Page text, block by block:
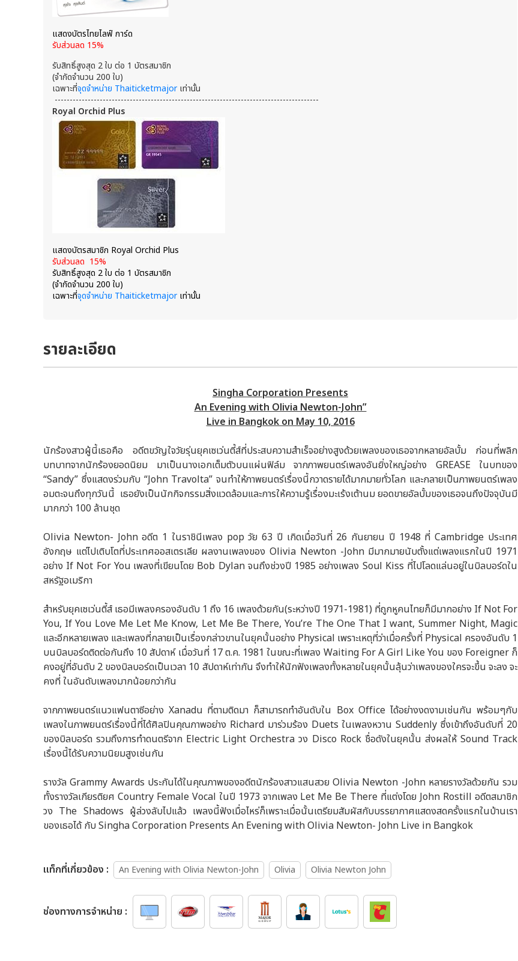
แสดงบัตรไทยไลฟ์ การ์ด
รับส่วนลด 15%
รับสิทธิ์สูงสุด 2 ใบ ต่อ 1 บัตรสมาชิก
(จำกัดจำนวน 200 ใบ)
เฉพาะที่จุดจำหน่าย Thaiticketmajorเท่านั้น
----------------------------------------------------------------------------------------
Royal Orchid Plus
แสดงบัตรสมาชิก Royal Orchid Plus
รับส่วนลด 15%
รับสิทธิ์สูงสุด 2 ใบ ต่อ 1 บัตรสมาชิก
(จำกัดจำนวน 200 ใบ)
เฉพาะที่จุดจำหน่าย Thaiticketmajorเท่านั้น
รายละเอียด
Singha Corporation Presents
An Evening with Olivia Newton-John”
Live in Bangkok on May 10, 2016
นักร้องสาวผู้นี้เธอคือ อดีตขวัญใจวัยรุ่นยุคเซเว่นตี้ส์ที่ประสบความสำเร็จอย่างสูงด้วยเพลงของเธอจากหลายอัลบั้ม ก่อนที่พลิก
บทบาทจากนักร้องยอดนิยม มาเป็นนางเอกเต็มตัวบนแผ่นฟิล์ม จากภาพยนตร์เพลงอันยิ่งใหญ่อย่าง GREASE ในบทของ
“Sandy” ซึ่งแสดงร่วมกับ “John Travolta” จนทำให้ภาพยนตร์เรื่องนี้กวาดรายได้มากมายทั่วโลก และกลายเป็นภาพยนตร์เพลง
อมตะจนถึงทุกวันนี้ เธอยังเป็นนักกิจกรรมสิ่งแวดล้อมและการให้ความรู้เรื่องมะเร้งเต้านม ยอดขายอัลบั้มของเธอจนถึงปัจจุบันมี
มากกว่า 100 ล้านชุด
Olivia Newton- John อดีต 1 ในราชินีเพลง pop วัย 63 ปี เกิดเมื่อวันที่ 26 กันยายน ปี 1948 ที่ Cambridge ประเทศ
อังกฤษ แต่ไปเติบโตที่ประเทศออสเตรเลีย ผลงานเพลงของ Olivia Newton -John มีมากมายนับตั้งแต่เพลงแรกในปี 1971
อย่าง If Not For You เพลงที่เขียนโดย Bob Dylan จนถึงช่วงปี 1985 อย่างเพลง Soul Kiss ที่ไปโลดแล่นอยู่ในบิลบอร์ดใน
สหรัฐอเมริกา
สำหรับยุคเซเว่นตี้ส์ เธอมีเพลงครองอันดับ 1 ถึง 16 เพลงด้วยกัน(ระหว่างปี 1971-1981) ที่ถูกหูคนไทยก็มีมากอย่าง If Not For
You, If You Love Me Let Me Know, Let Me Be There, You’re The One That I want, Summer Night, Magic
และอีกหลายเพลง และเพลงที่กลายเป็นเรื่องกล่าวขานในยุคนั้นอย่าง Physical เพราะเหตุที่ว่าเมื่อครั้งที่ Physical ครองอันดับ 1
บนบิลบอร์ดติดต่อกันถึง 10 สัปดาห์ เมื่อวันที่ 17 ต.ค. 1981 ในขณะที่เพลง Waiting For A Girl Like You ของ Foreigner ก็
คงอยู่ที่อันดับ 2 ของบิลบอร์ดเป็นเวลา 10 สัปดาห์เท่ากัน จึงทำให้นักฟังเพลงทั้งหลายในยุคนั้นลุ้นว่าเพลงของใครจะขึ้น จะลง จะ
คงที่ ในอันดับเพลงมากน้อยกว่ากัน
จากภาพยนตร์แนวแฟนตาซีอย่าง Xanadu ที่ตามติดมา ก็สามารถทำอันดับใน Box Office ได้อย่างงดงามเช่นกัน พร้อมๆกับ
เพลงในภาพยนตร์เรื่องนี้ที่ได้ศิลปินคุณภาพอย่าง Richard มาร่วมร้อง Duets ในเพลงหวาน Suddenly ซึ่งเข้าถึงอันดับที่ 20
ของบิลบอร์ด รวมถึงการทำดนตรีจาก Electric Light Orchestra วง Disco Rock ชื่อดังในยุคนั้น ส่งผลให้ Sound Track
เรื่องนี้ได้รับความนิยมสูงเช่นกัน
รางวัล Grammy Awards ประกันได้ในคุณภาพของอดีตนักร้องสาวแสนสวย Olivia Newton -John หลายรางวัลด้วยกัน รวม
ทั้งรางวัลเกียรติยศ Country Female Vocal ในปี 1973 จากเพลง Let Me Be There ที่แต่งโดย John Rostill อดีตสมาชิก
วง The Shadows ผู้ล่วงลับไปแล้ว เพลงนี้ฟังเมื่อไหร่ก็เพราะเมื่อนั้นเตรียมสัมผัสกับบรรยากาศแสดงสดครั้งแรกในบ้านเรา
ของเธอได้ กับ Singha Corporation Presents An Evening with Olivia Newton- John Live in Bangkok
เเท็กที่เกี่ยวข้อง : An Evening with Olivia Newton-John Olivia Olivia Newton John
ช่องทางการจำหน่าย :